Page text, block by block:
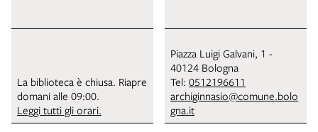
La biblioteca è chiusa. Riapre
domani alle 09:00.
Leggi tutti gli orari.
Piazza Luigi Galvani, 1 -
40124 Bologna
Tel: 0512196611
archiginnasio@comune.bolo
gna.it